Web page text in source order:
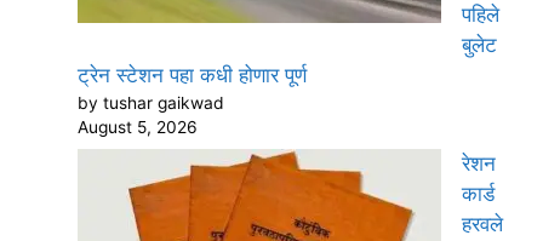
पहिले
बुलेट
ट्रेन स्टेशन पहा कधी होणार पूर्ण
by tushar gaikwad
August 5, 2026
रेशन
कार्ड
हरवले